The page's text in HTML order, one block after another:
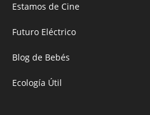
Estamos de Cine
Futuro Eléctrico
Blog de Bebés
Ecología Útil